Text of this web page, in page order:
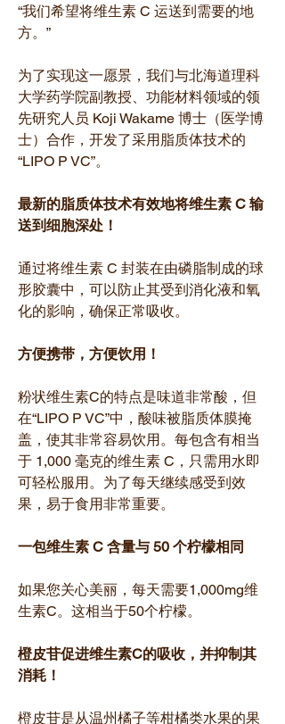
“我们希望将维生素 C 运送到需要的地
方。”
为了实现这一愿景，我们与北海道理科
大学药学院副教授、功能材料领域的领
先研究人员 Koji Wakame 博士（医学博
士）合作，开发了采用脂质体技术的
“LIPO P VC”。
最新的脂质体技术有效地将维生素 C 输
送到细胞深处！
通过将维生素 C 封装在由磷脂制成的球
形胶囊中，可以防止其受到消化液和氧
化的影响，确保正常吸收。
方便携带，方便饮用！
粉状维生素C的特点是味道非常酸，但
在“LIPO P VC”中，酸味被脂质体膜掩
盖，使其非常容易饮用。每包含有相当
于 1,000 毫克的维生素 C，只需用水即
可轻松服用。为了每天继续感受到效
果，易于食用非常重要。
一包维生素 C 含量与 50 个柠檬相同
如果您关心美丽，每天需要1,000mg维
生素C。这相当于50个柠檬。
橙皮苷促进维生素C的吸收，并抑制其
消耗！
橙皮苷是从温州橘子等柑橘类水果的果